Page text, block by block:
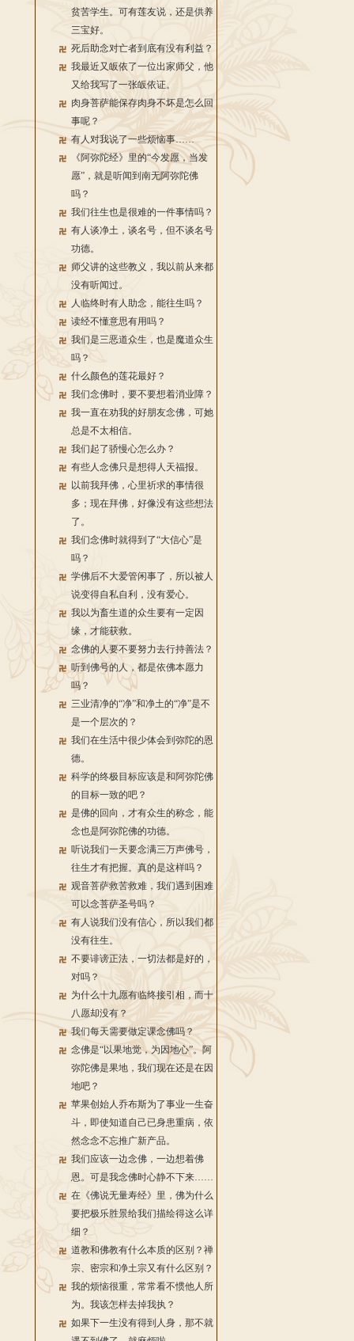
贫苦学生。可有莲友说，还是供养
三宝好。
死后助念对亡者到底有没有利益？
我最近又皈依了一位出家师父，他
又给我写了一张皈依证。
肉身菩萨能保存肉身不坏是怎么回
事呢？
有人对我说了一些烦恼事……
《阿弥陀经》里的“今发愿，当发
愿”，就是听闻到南无阿弥陀佛
吗？
我们往生也是很难的一件事情吗？
有人谈净土，谈名号，但不谈名号
功德。
师父讲的这些教义，我以前从来都
没有听闻过。
人临终时有人助念，能往生吗？
读经不懂意思有用吗？
我们是三恶道众生，也是魔道众生
吗？
什么颜色的莲花最好？
我们念佛时，要不要想着消业障？
我一直在劝我的好朋友念佛，可她
总是不太相信。
我们起了骄慢心怎么办？
有些人念佛只是想得人天福报。
以前我拜佛，心里祈求的事情很
多；现在拜佛，好像没有这些想法
了。
我们念佛时就得到了“大信心”是
吗？
学佛后不大爱管闲事了，所以被人
说变得自私自利，没有爱心。
我以为畜生道的众生要有一定因
缘，才能获救。
念佛的人要不要努力去行持善法？
听到佛号的人，都是依佛本愿力
吗？
三业清净的“净”和净土的“净”是不
是一个层次的？
我们在生活中很少体会到弥陀的恩
德。
科学的终极目标应该是和阿弥陀佛
的目标一致的吧？
是佛的回向，才有众生的称念，能
念也是阿弥陀佛的功德。
听说我们一天要念满三万声佛号，
往生才有把握。真的是这样吗？
观音菩萨救苦救难，我们遇到困难
可以念菩萨圣号吗？
有人说我们没有信心，所以我们都
没有往生。
不要诽谤正法，一切法都是好的，
对吗？
为什么十九愿有临终接引相，而十
八愿却没有？
我们每天需要做定课念佛吗？
念佛是“以果地觉，为因地心”。阿
弥陀佛是果地，我们现在还是在因
地吧？
苹果创始人乔布斯为了事业一生奋
斗，即使知道自己已身患重病，依
然念念不忘推广新产品。
我们应该一边念佛，一边想着佛
恩。可是我念佛时心静不下来……
在《佛说无量寿经》里，佛为什么
要把极乐胜景给我们描绘得这么详
细？
道教和佛教有什么本质的区别？禅
宗、密宗和净土宗又有什么区别？
我的烦恼很重，常常看不惯他人所
为。我该怎样去掉我执？
如果下一生没有得到人身，那不就